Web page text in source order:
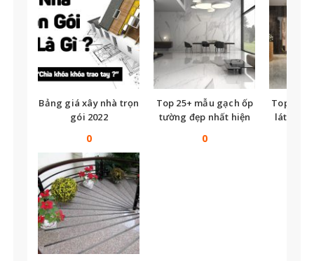
Bảng giá xây nhà trọn
gói 2022
0
Top 25+ mẫu gạch ốp
tường đẹp nhất hiện
0
Top
lát nền